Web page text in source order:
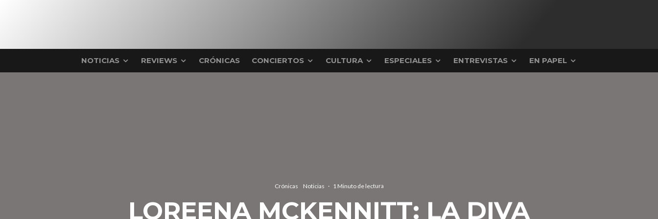
NOTICIAS REVIEWS CRÓNICAS CONCIERTOS CULTURA ESPECIALES ENTREVISTAS EN PAPEL
Crónicas Noticias · 1 Minuto de lectura
LOREENA MCKENNITT: LA DIVA